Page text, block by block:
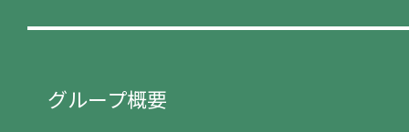
グループ概要